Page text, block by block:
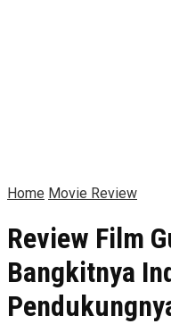
Home Movie Review
Review Film
Bangkitnya